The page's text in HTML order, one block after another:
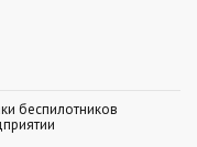
беспилотников